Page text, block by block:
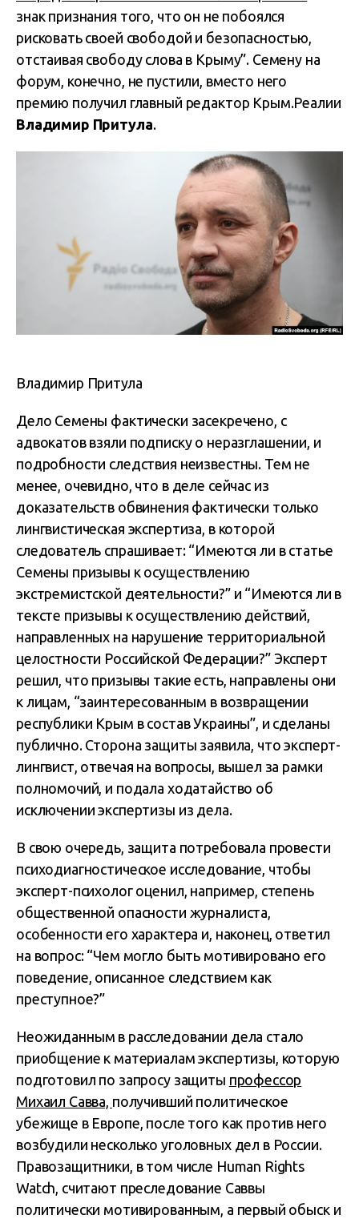
знак признания того, что он не побоялся
рисковать своей свободой и безопасностью,
отстаивая свободу слова в Крыму”. Семену на
форум, конечно, не пустили, вместо него
премию получил главный редактор Крым.Реалии
Владимир Притула.
Владимир Притула
Дело Семены фактически засекречено, с
адвокатов взяли подписку о неразглашении, и
подробности следствия неизвестны. Тем не
менее, очевидно, что в деле сейчас из
доказательств обвинения фактически только
лингвистическая экспертиза, в которой
следователь спрашивает: “Имеются ли в статье
Семены призывы к осуществлению
экстремистской деятельности?” и “Имеются ли в
тексте призывы к осуществлению действий,
направленных на нарушение территориальной
целостности Российской Федерации?” Эксперт
решил, что призывы такие есть, направлены они
к лицам, “заинтересованным в возвращении
республики Крым в состав Украины”, и сделаны
публично. Сторона защиты заявила, что эксперт-
лингвист, отвечая на вопросы, вышел за рамки
полномочий, и подала ходатайство об
исключении экспертизы из дела.
В свою очередь, защита потребовала провести
психодиагностическое исследование, чтобы
эксперт-психолог оценил, например, степень
общественной опасности журналиста,
особенности его характера и, наконец, ответил
на вопрос: “Чем могло быть мотивировано его
поведение, описанное следствием как
преступное?”
Неожиданным в расследовании дела стало
приобщение к материалам экспертизы, которую
подготовил по запросу защиты профессор
Михаил Савва, получивший политическое
убежище в Европе, после того как против него
возбудили несколько уголовных дел в России.
Правозащитники, в том числе Human Rights
Watch, считают преследование Саввы
политически мотивированным, а первый обыск и